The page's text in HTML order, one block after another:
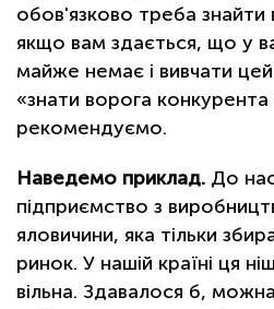
обов'язково треба знайти
якщо вам здається, що у
майже немає і вивчати
«знати ворога
рекомендуємо.
Наведемо приклад. До
підприємство з
яловичини, яка тільки
ринок. У нашій країні ця
вільна. Здавалося б,